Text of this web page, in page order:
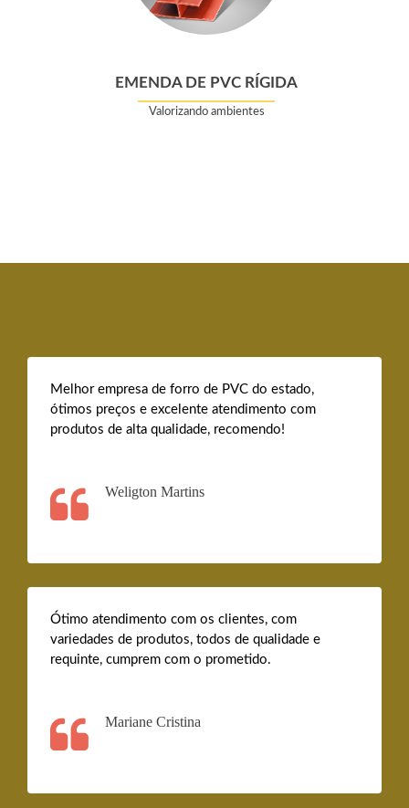
EMENDA DE PVC RÍGIDA
Valorizando ambientes
Melhor empresa de forro de PVC do estado,
ótimos preços e excelente atendimento com
produtos de alta qualidade, recomendo!
Weligton Martins
Ótimo atendimento com os clientes, com
variedades de produtos, todos de qualidade e
requinte, cumprem com o prometido.
Mariane Cristina